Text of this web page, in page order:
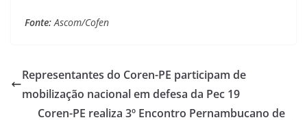
Fonte:Ascom/Cofen
Representantes do Coren-PE participam de
mobilização nacional em defesa da Pec 19
Coren-PE realiza 3º Encontro Pernambucano de